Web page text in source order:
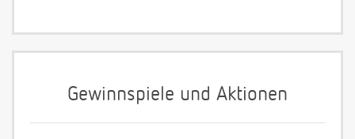
Gewinnspiele und Aktionen